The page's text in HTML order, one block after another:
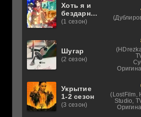
Хоть я и
бездарная
злодейка
(1 сезон)
Шугар
(2 сезон)
Укрытие
1-2 сезон
(3 сезон)
(LostFilm,
Studio,